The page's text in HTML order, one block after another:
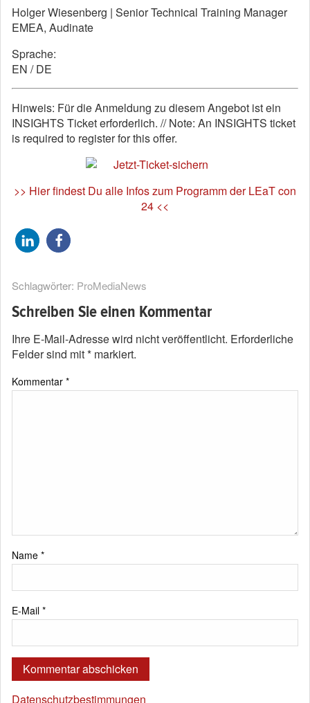
Holger Wiesenberg | Senior Technical Training Manager
EMEA, Audinate
Sprache:
EN / DE
Hinweis: Für die Anmeldung zu diesem Angebot ist ein
INSIGHTS Ticket erforderlich. // Note: An INSIGHTS ticket
is required to register for this offer.
>> Hier findest Du alle Infos zum Programm der LEaT con
24 <<
Schlagwörter: ProMediaNews
Schreiben Sie einen Kommentar
Ihre E-Mail-Adresse wird nicht veröffentlicht. Erforderliche
Felder sind mit* markiert.
Kommentar *
Name *
E-Mail *
Datenschutzbestimmungen